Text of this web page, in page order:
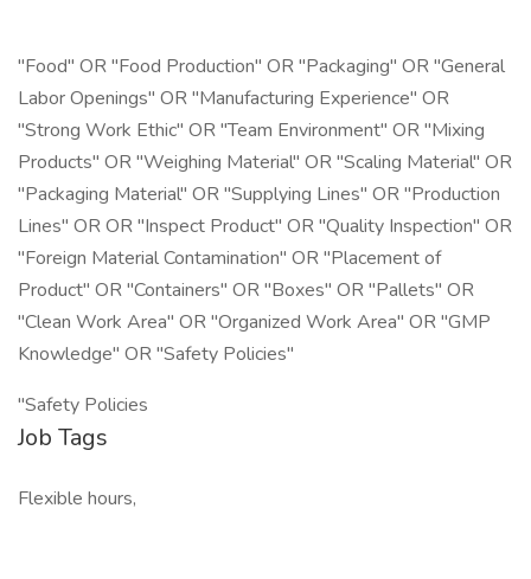
"Food" OR "Food Production" OR "Packaging" OR "General
Labor Openings" OR "Manufacturing Experience" OR
"Strong Work Ethic" OR "Team Environment" OR "Mixing
Products" OR "Weighing Material" OR "Scaling Material" OR
"Packaging Material" OR "Supplying Lines" OR "Production
Lines" OR OR "Inspect Product" OR "Quality Inspection" OR
"Foreign Material Contamination" OR "Placement of
Product" OR "Containers" OR "Boxes" OR "Pallets" OR
"Clean Work Area" OR "Organized Work Area" OR "GMP
Knowledge" OR "Safety Policies"
"Safety Policies
Job Tags
Flexible hours,